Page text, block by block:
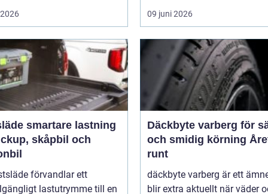
09 juni 2026
lastning
skåpbil och
förvandlar ett
lastutrymme till en
Däckbyte varberg för
och smidig körning
runt
däckbyte varberg är ett
blir extra aktuellt när väder